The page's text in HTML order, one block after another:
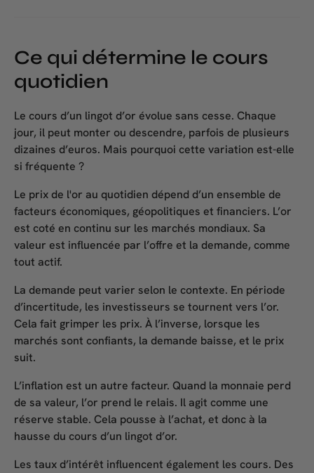
Ce qui détermine le cours
quotidien
Le cours d’un lingot d’or évolue sans cesse. Chaque
jour, il peut monter ou descendre, parfois de plusieurs
dizaines d’euros. Mais pourquoi cette variation est-elle
si fréquente ?
Le prix de l'or au quotidien dépend d’un ensemble de
facteurs économiques, géopolitiques et financiers. L’or
est coté en continu sur les marchés mondiaux. Sa
valeur est influencée par l’offre et la demande, comme
tout actif.
La demande peut varier selon le contexte. En période
d’incertitude, les investisseurs se tournent vers l’or.
Cela fait grimper les prix. À l’inverse, lorsque les
marchés sont confiants, la demande baisse, et le prix
suit.
L’inflation est un autre facteur. Quand la monnaie perd
de sa valeur, l’or prend le relais. Il agit comme une
réserve stable. Cela pousse à l’achat, et donc à la
hausse du cours d’un lingot d’or.
Les taux d’intérêt influencent également les cours. Des